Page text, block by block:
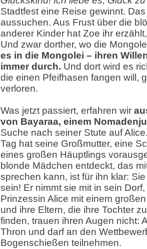
Stadtfest eine Reise gewinnt.
aussuchen. Aus Frust über die
anderer Kinder hat Zoe ihr
Und zwar dorther, wo die
es in die Mongolei – ihren
immer durch. Und dort wird es
die einen Pfeifhasen fangen will,
verloren.
Was jetzt passiert, erfahren wir
von Bayaraa, einem
Suche nach seiner Stute auf
Tag hat seine Großmutter, eine
eines großen Häuptlings
blonde Mädchen entdeckt, das
sprechen kann, ist für ihn klar:
sein! Er nimmt sie mit in sein
Prinzessin Alice mit einem
und ihre Eltern, die ihre Tochter
finden, trauen ihren Augen nicht:
Thron und darf an den
Bogenschießen teilnehmen.